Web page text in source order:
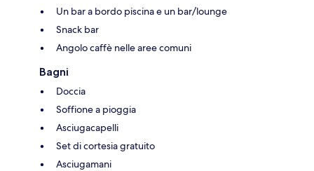
Un bar a bordo piscina e un bar/lounge
Snack bar
Angolo caffè nelle aree comuni
Bagni
Doccia
Soffione a pioggia
Asciugacapelli
Set di cortesia gratuito
Asciugamani